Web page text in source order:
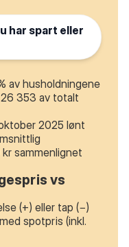
har spart eller
av husholdningene
353 av totalt
2025 lønt
sammenlignet
vs
(+) eller tap (−)
spotpris (inkl.